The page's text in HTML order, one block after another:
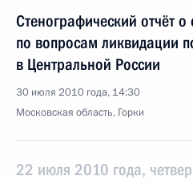
Стенографический отчёт
по вопросам ликвидации
в Центральной России
30 июля 2010 года, 14:30
Московская область, Горки
22 июля 2010 года,